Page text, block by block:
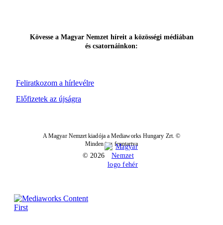
Feliratkozom a hírlevélre
Kövesse a Magyar Nemzet híreit a közösségi médiában
és csatornáinkon:
Előfizetek az újságra
A Magyar Nemzet kiadója a Mediaworks Hungary Zrt. ©
Minden jog fenntartva
© 2026